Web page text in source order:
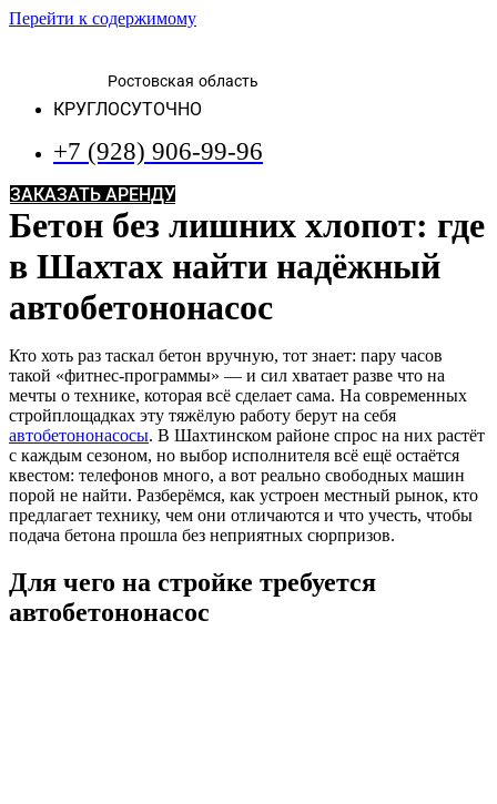
Перейти к содержимому
Ростовская область
КРУГЛОСУТОЧНО
+7 (928) 906-99-96
ЗАКАЗАТЬ АРЕНДУ
Бетон без лишних хлопот: где
в Шахтах найти надёжный
автобетононасос
Кто хоть раз таскал бетон вручную, тот знает: пару часов
такой «фитнес-программы» — и сил хватает разве что на
мечты о технике, которая всё сделает сама. На современных
стройплощадках эту тяжёлую работу берут на себя
автобетононасосы. В Шахтинском районе спрос на них растёт
с каждым сезоном, но выбор исполнителя всё ещё остаётся
квестом: телефонов много, а вот реально свободных машин
порой не найти. Разберёмся, как устроен местный рынок, кто
предлагает технику, чем они отличаются и что учесть, чтобы
подача бетона прошла без неприятных сюрпризов.
Для чего на стройке требуется
автобетононасос